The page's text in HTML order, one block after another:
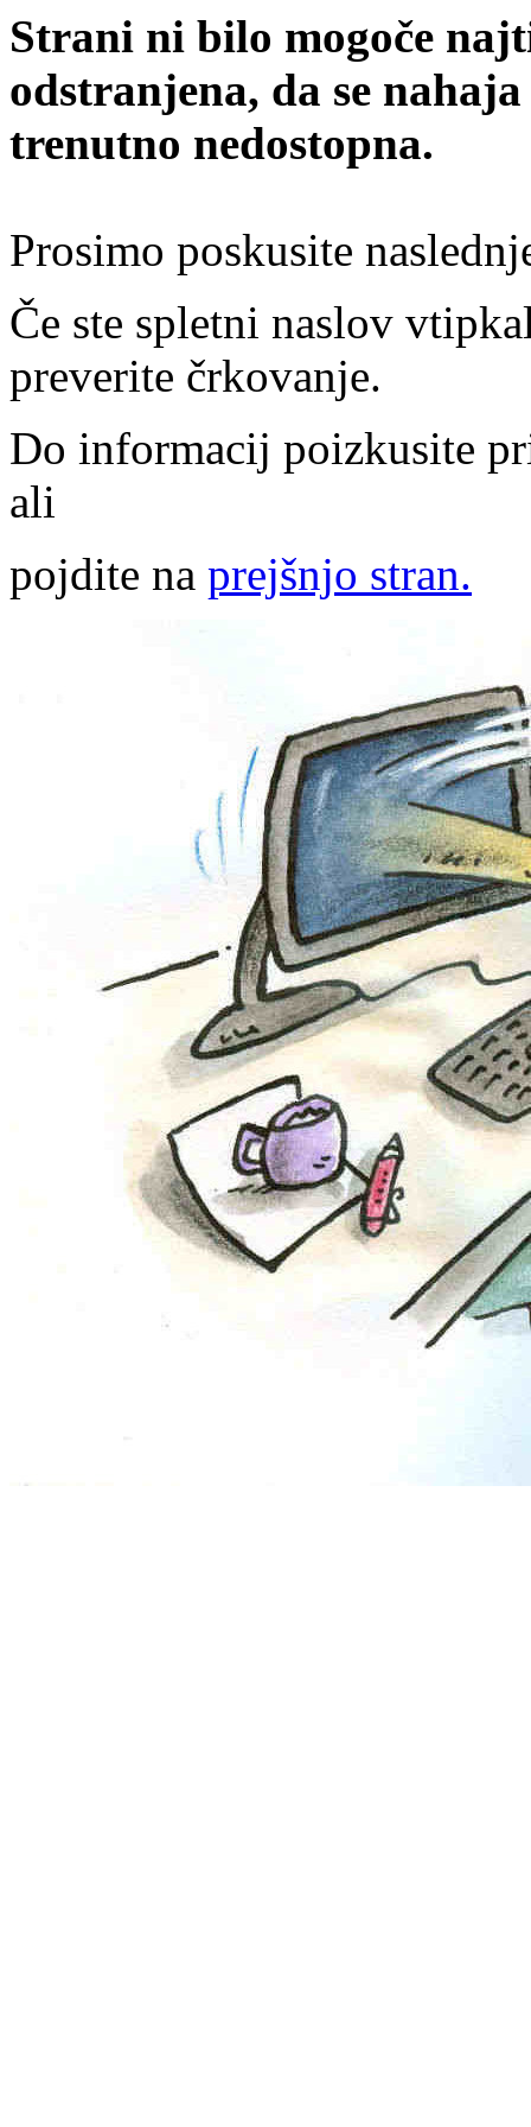
Strani ni bilo mogoče
odstranjena, da se
trenutno nedostopna.
Prosimo poskusite
Če ste spletni naslov
preverite črkovanje.
Do informacij poizkusite
ali
pojdite na prejšnjo stran.